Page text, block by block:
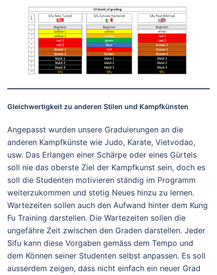
Gleichwertigkeit zu anderen Stilen und Kampfkünsten
Angepasst wurden unsere Graduierungen an die
anderen Kampfkünste wie Judo, Karate, Vietvodao,
usw. Das Erlangen einer Schärpe oder eines Gürtels
soll nie das oberste Ziel der Kampfkunst sein, doch es
soll die Studenten motivieren ständig im Programm
weiterzukommen und stetig Neues hinzu zu lernen.
Wartezeiten sollen auch den Aufwand hinter dem Kung
Fu Training darstellen. Die Wartezeiten sollen die
ungefähre Zeit zwischen den Graden darstellen. Jeder
Sifu kann diese Vorgaben gemäss dem Tempo und
dem Können seiner Studenten selbst anpassen. Es soll
ausserdem zeigen, dass nicht einfach ein neuer Grad